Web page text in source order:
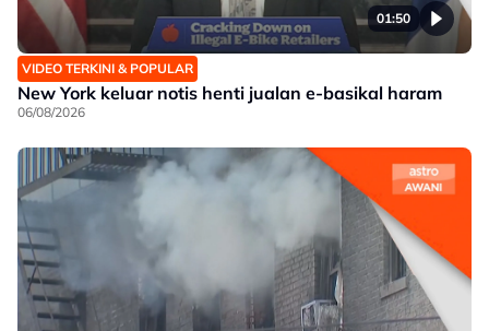
01:50
VIDEO TERKINI & POPULAR
New York keluar notis henti jualan e-basikal haram
06/08/2026